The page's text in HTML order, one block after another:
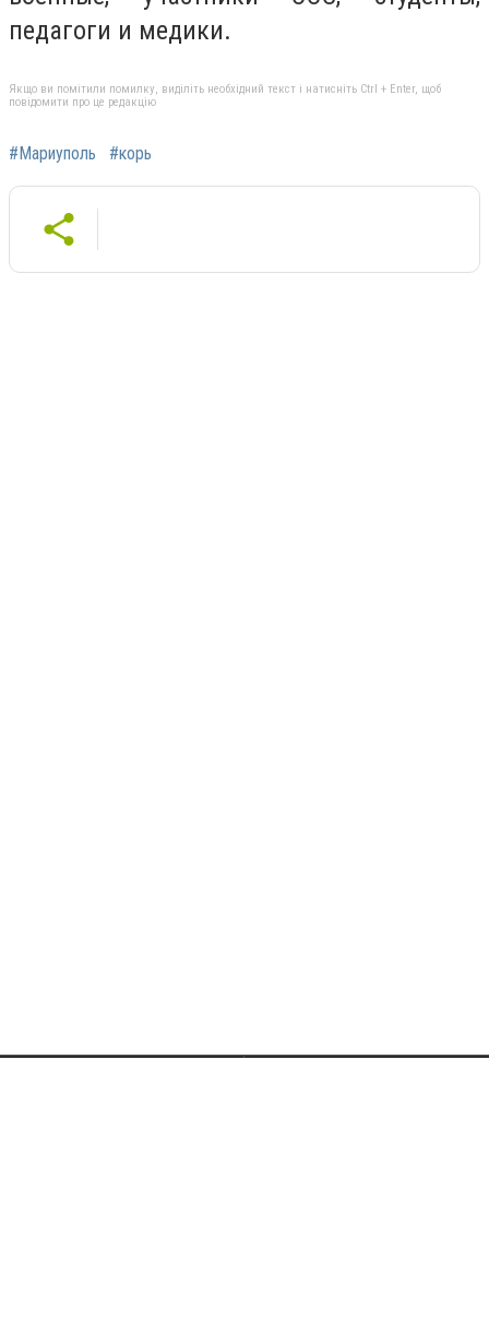
педагоги и медики.
Якщо ви помітили помилку, виділіть необхідний текст і натисніть Ctrl + Enter, щоб
повідомити про це редакцію
#Мариуполь #корь